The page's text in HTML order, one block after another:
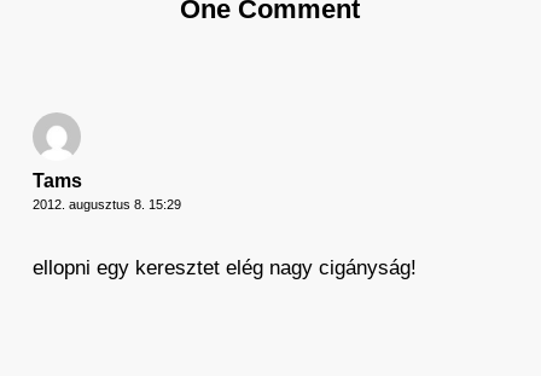
One Comment
Tams
2012. augusztus 8. 15:29
ellopni egy keresztet elég nagy cigányság!